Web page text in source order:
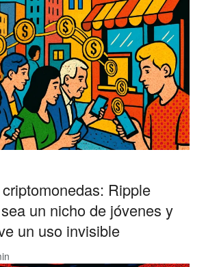
Ripple
un nicho de jóvenes y
un uso invisible